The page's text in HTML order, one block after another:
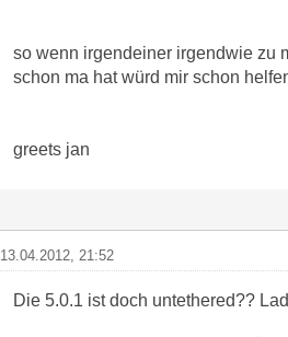
so wenn irgendeiner irgendwie zu
schon ma hat würd mir schon
greets jan
13.04.2012, 21:52
Die 5.0.1 ist doch untethered??